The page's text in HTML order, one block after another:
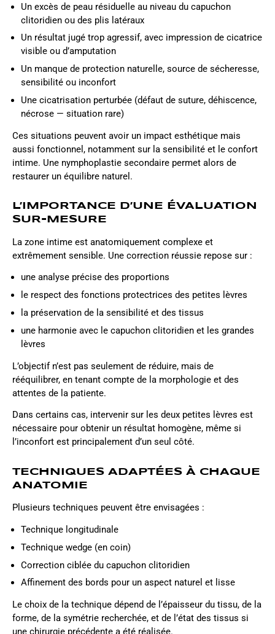
Un excès de peau résiduelle au niveau du capuchon
clitoridien ou des plis latéraux
Un résultat jugé trop agressif, avec impression de cicatrice
visible ou d’amputation
Un manque de protection naturelle, source de sécheresse,
sensibilité ou inconfort
Une cicatrisation perturbée (défaut de suture, déhiscence,
nécrose — situation rare)
Ces situations peuvent avoir un impact esthétique mais
aussi fonctionnel, notamment sur la sensibilité et le confort
intime. Une nymphoplastie secondaire permet alors de
restaurer un équilibre naturel.
L’IMPORTANCE D’UNE ÉVALUATION
SUR-MESURE
La zone intime est anatomiquement complexe et
extrêmement sensible. Une correction réussie repose sur :
une analyse précise des proportions
le respect des fonctions protectrices des petites lèvres
la préservation de la sensibilité et des tissus
une harmonie avec le capuchon clitoridien et les grandes
lèvres
L’objectif n’est pas seulement de réduire, mais de
rééquilibrer, en tenant compte de la morphologie et des
attentes de la patiente.
Dans certains cas, intervenir sur les deux petites lèvres est
nécessaire pour obtenir un résultat homogène, même si
l’inconfort est principalement d’un seul côté.
TECHNIQUES ADAPTÉES À CHAQUE
ANATOMIE
Plusieurs techniques peuvent être envisagées :
Technique longitudinale
Technique wedge (en coin)
Correction ciblée du capuchon clitoridien
Affinement des bords pour un aspect naturel et lisse
Le choix de la technique dépend de l’épaisseur du tissu, de la
forme, de la symétrie recherchée, et de l’état des tissus si
une chirurgie précédente a été réalisée.